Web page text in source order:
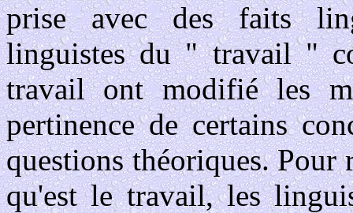
prise avec des faits
linguistes du " travail "
travail ont modifié les
pertinence de certains
questions théoriques. Pour
qu'est le travail, les